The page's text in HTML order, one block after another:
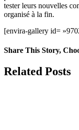
tester leurs nouvelles
organisé à la fin.
[envira-gallery id=
Share This Story,
Facebook
X
Reddit
LinkedIn
WhatsApp
Telegram
Tumblr
Pinterest
Vk
Xing
Email
Related Posts